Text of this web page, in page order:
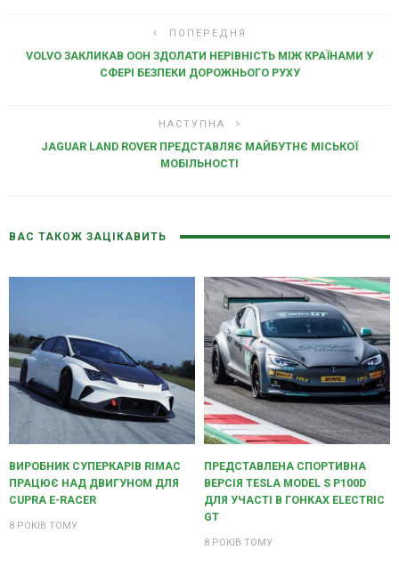
ПОПЕРЕДНЯ
VOLVO ЗАКЛИКАВ ООН ЗДОЛАТИ НЕРІВНІСТЬ МІЖ КРАЇНАМИ У
СФЕРІ БЕЗПЕКИ ДОРОЖНЬОГО РУХУ
НАСТУПНА
JAGUAR LAND ROVER ПРЕДСТАВЛЯЄ МАЙБУТНЄ МІСЬКОЇ
МОБІЛЬНОСТІ
ВАС ТАКОЖ ЗАЦІКАВИТЬ
ВИРОБНИК СУПЕРКАРІВ RIMAC
ПРАЦЮЄ НАД ДВИГУНОМ ДЛЯ
CUPRA E-RACER
8 РОКІВ ТОМУ
ПРЕДСТАВЛЕНА ​​СПОРТИВНА
ВЕРСІЯ TESLA MODEL S P100D
ДЛЯ УЧАСТІ В ГОНКАХ ELECTRIC
GT
8 РОКІВ ТОМУ